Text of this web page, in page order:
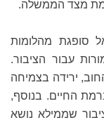
מצד הממשלה.
סופגת מהלומות
עבור הציבור.
ירידה בצמיחה
החיים. בנוסף,
שממילא נושא